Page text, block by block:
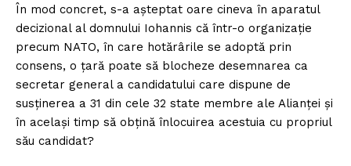
În mod concret, s-a așteptat oare cineva în aparatul
decizional al domnului Iohannis că într-o organizație
precum NATO, în care hotărârile se adoptă prin
consens, o țară poate să blocheze desemnarea ca
secretar general a candidatului care dispune de
susținerea a 31 din cele 32 state membre ale Alianței și
în același timp să obțină înlocuirea acestuia cu propriul
său candidat?